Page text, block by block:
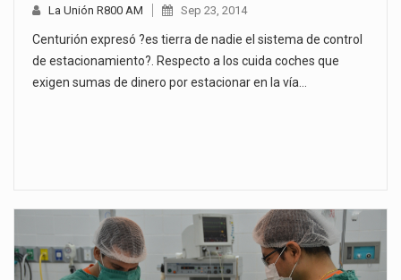
La Unión R800 AM Sep 23, 2014
Centurión expresó ?es tierra de nadie el sistema de control
de estacionamiento?. Respecto a los cuida coches que
exigen sumas de dinero por estacionar en la vía…